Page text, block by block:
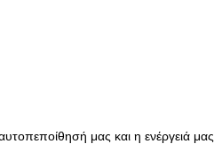
μας και η ενέργειά μας